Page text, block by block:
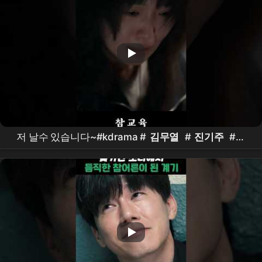
저 날수 있습니다~#kdrama # 김무열 # 진기주 #표
지훈 # 이성민 # 참교육 드라마 # Netflix